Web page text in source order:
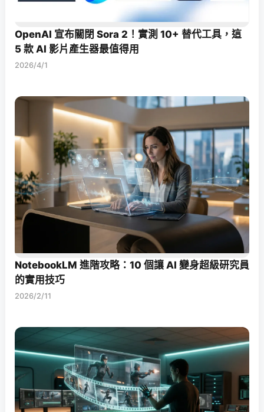
OpenAI 宣布關閉 Sora 2！實測 10+ 替代工具，這
5 款 AI 影片產生器最值得用
2026/4/1
NotebookLM 進階攻略：10 個讓 AI 變身超級研究員
的實用技巧
2026/2/11